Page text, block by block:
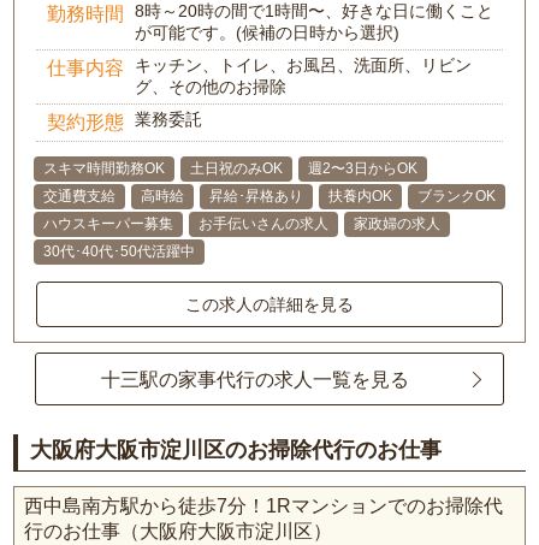
勤務時間
8時～20時の間で1時間〜、好きな日に働くこと
が可能です。(候補の日時から選択)
仕事内容
キッチン、トイレ、お風呂、洗面所、リビン
グ、その他のお掃除
契約形態 業務委託
スキマ時間勤務OK 土日祝のみOK
週2〜3日からOK
交通費支給
高時給 昇給･昇格あり 扶養内OK
ブランクOK
ハウスキーパー募集
お手伝いさんの求人
家政婦の求人
30代･40代･50代活躍中
この求人の詳細を見る
十三駅の家事代行の求人一覧を見る
大阪府大阪市淀川区のお掃除代行のお仕事
西中島南方駅から徒歩7分！1Rマンションでのお掃除代
行のお仕事（大阪府大阪市淀川区）